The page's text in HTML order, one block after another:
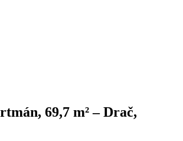
69,7 m² – Drač,